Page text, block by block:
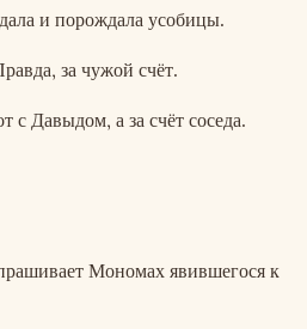
и порождала усобицы.
за чужой счёт.
с Давыдом, а за счёт соседа.
Мономах явившегося к